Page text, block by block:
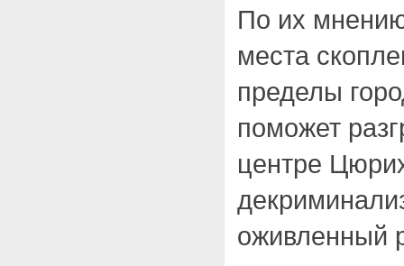
По их
места
пределы
поможет
центре
оживленный